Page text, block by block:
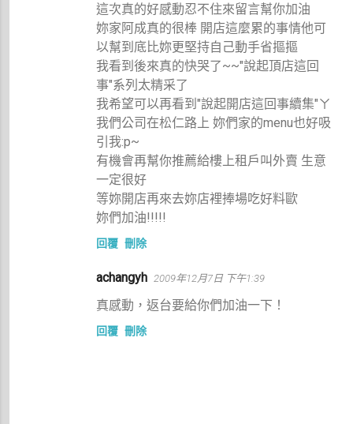
這次真的好感動忍不住來留言幫你加油
妳家阿成真的很棒 開店這麼累的事情他可
以幫到底比妳更堅持自己動手省摳摳
我看到後來真的快哭了~~"說起頂店這回
事"系列太精采了
我希望可以再看到"說起開店這回事續集"ㄚ
我們公司在松仁路上 妳們家的menu也好吸
引我:p~
有機會再幫你推薦給樓上租戶叫外賣 生意
一定很好
等妳開店再來去妳店裡捧場吃好料歐
妳們加油!!!!!
回覆 刪除
achangyh 2009年12月7日 下午1:39
真感動，返台要給你們加油一下！
回覆 刪除